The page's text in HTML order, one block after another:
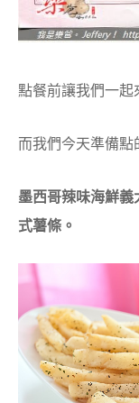
點餐前讓我們一起
而我們今天準備點
墨西哥辣味海鮮義
式薯條。